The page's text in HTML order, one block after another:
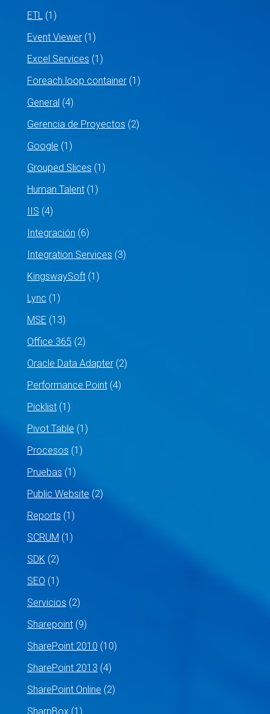
ETL(1)
Event Viewer(1)
Excel Services (1)
Foreach loop container(1)
General (4)
Gerencia de Proyectos (2)
Google (1)
Grouped Slices (1)
Human Talent(1)
IIS (4)
Integración (6)
Integration Services (3)
KingswaySoft(1)
Lync (1)
MSE (13)
Office 365 (2)
Oracle Data Adapter(2)
Performance Point(4)
Picklist(1)
Pivot Table (1)
Procesos (1)
Pruebas (1)
Public Website (2)
Reports (1)
SCRUM (1)
SDK (2)
SEO (1)
Servicios (2)
Sharepoint(9)
SharePoint 2010 (10)
SharePoint 2013 (4)
SharePoint Online (2)
SharpBox(1)